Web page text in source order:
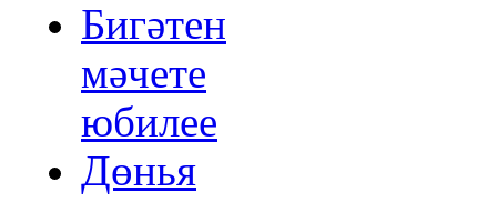
Бигәтен
мәчете
юбилее
Дөнья